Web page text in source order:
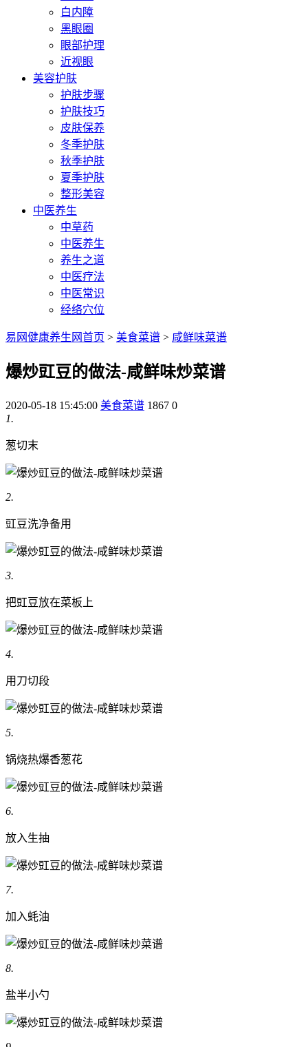
白内障
黑眼圈
眼部护理
近视眼
美容护肤
护肤步骤
护肤技巧
皮肤保养
冬季护肤
秋季护肤
夏季护肤
整形美容
中医养生
中草药
中医养生
养生之道
中医疗法
中医常识
经络穴位
易网健康养生网首页 > 美食菜谱 > 咸鲜味菜谱
爆炒豇豆的做法-咸鲜味炒菜谱
2020-05-18 15:45:00 美食菜谱 1867 0
1.
葱切末
2.
豇豆洗净备用
3.
把豇豆放在菜板上
4.
用刀切段
5.
锅烧热爆香葱花
6.
放入生抽
7.
加入蚝油
8.
盐半小勺